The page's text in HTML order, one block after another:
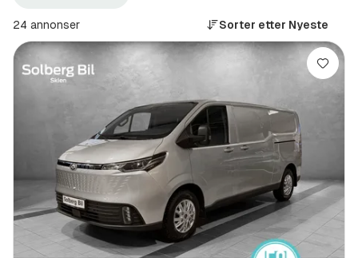
(Sted)
(Produsent)
24 annonser Sorter etter Nyeste
Lagre